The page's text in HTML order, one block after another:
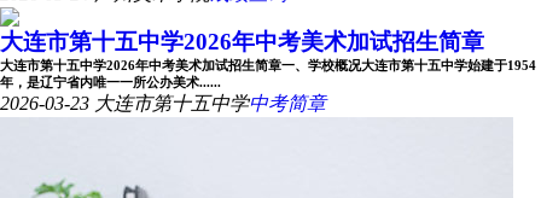
大连市第十五中学2026年中考美术加试招生简章
大连市第十五中学2026年中考美术加试招生简章一、学校概况大连市第十五中学始建于1954
年，是辽宁省内唯一一所公办美术......
2026-03-23 大连市第十五中学中考简章